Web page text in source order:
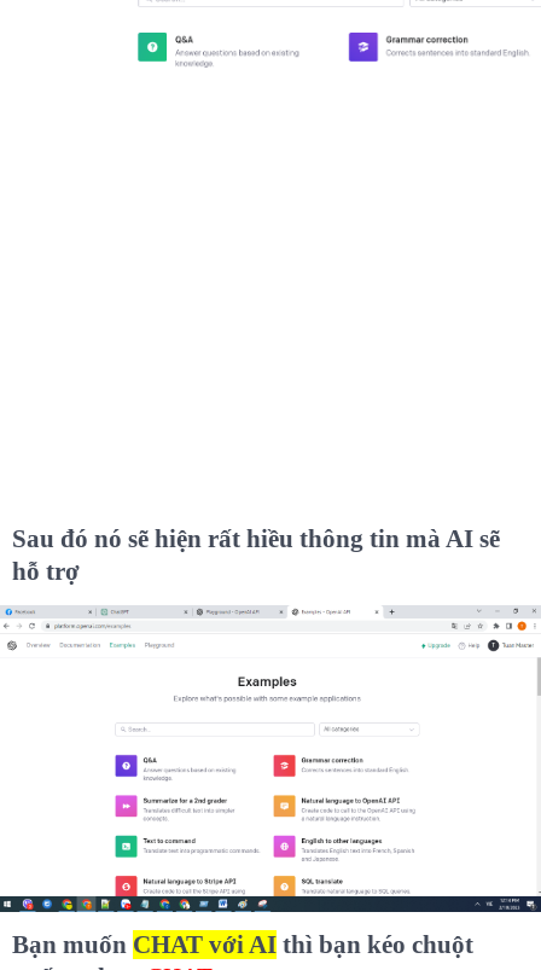
Sau đó nó sẽ hiện rất hiều thông tin mà AI sẽ
hỗ trợ
Bạn muốn CHAT với AI thì bạn kéo chuột